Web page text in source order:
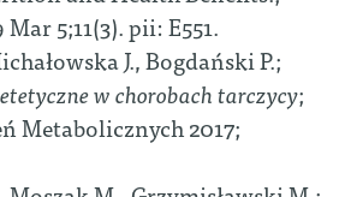
5;11(3). pii: E551.
J., Bogdański P.;
w chorobach tarczycy;
Metabolicznych 2017;